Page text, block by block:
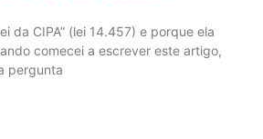
da CIPA” (lei 14.457) e porque ela
comecei a escrever este artigo,
pergunta